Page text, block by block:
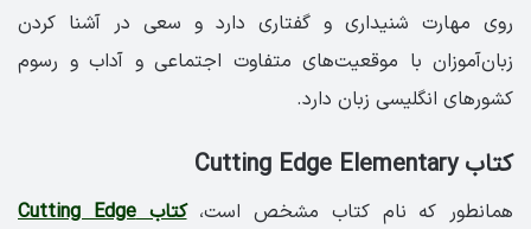
روی مهارت شنیداری و گفتاری دارد و سعی در آشنا کردن
زبان‌آموزان با موقعیت‌های متفاوت اجتماعی و آداب و رسوم
کشورهای انگلیسی زبان دارد.
کتاب Cutting Edge Elementary
همانطور که نام کتاب مشخص است،
کتاب Cutting Edge